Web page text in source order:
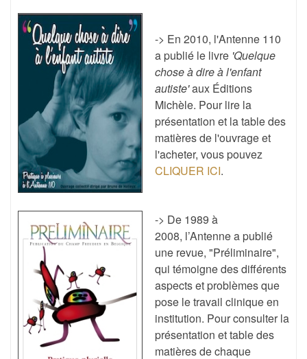
-> En 2010, l'Antenne 110
a publié le livre 'Quelque
chose à dire à l'enfant
autiste'aux Éditions
Michèle. Pour lire la
présentation et la table des
matières de l'ouvrage et
l'acheter, vous pouvez
CLIQUER ICI.
-> De 1989 à
2008, l’Antenne a publié
une revue, "Préliminaire",
qui témoigne des différents
aspects et problèmes que
pose le travail clinique en
institution. Pour consulter la
présentation et table des
matières de chaque